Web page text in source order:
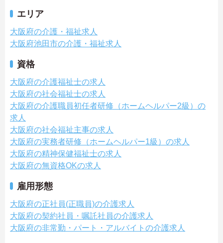
エリア
大阪府の介護・福祉求人
大阪府池田市の介護・福祉求人
資格
大阪府の介護福祉士の求人
大阪府の社会福祉士の求人
大阪府の介護職員初任者研修（ホームヘルパー2級）の
求人
大阪府の社会福祉主事の求人
大阪府の実務者研修（ホームヘルパー1級）の求人
大阪府の精神保健福祉士の求人
大阪府の無資格OKの求人
雇用形態
大阪府の正社員(正職員)の介護求人
大阪府の契約社員・嘱託社員の介護求人
大阪府の非常勤・パート・アルバイトの介護求人